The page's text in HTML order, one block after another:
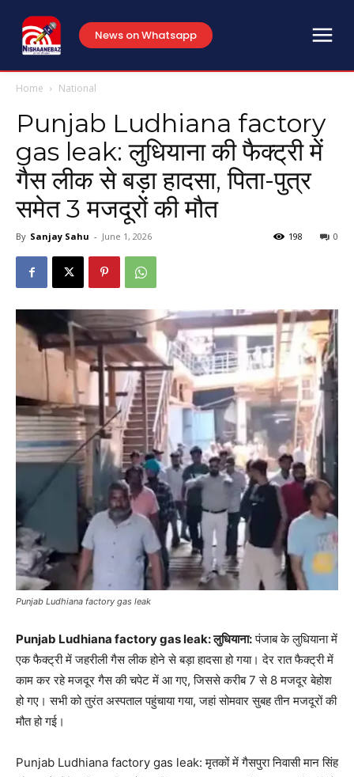
News on Whatsapp
Home National
Punjab Ludhiana factory
gas leak: लुधियाना की फैक्ट्री में
गैस लीक से बड़ा हादसा, पिता-पुत्र
समेत 3 मजदूरों की मौत
By Sanjay Sahu - June 1, 2026 0
198
Punjab Ludhiana factory gas leak
Punjab Ludhiana factory gas leak: लुधियाना:पंजाब के लुधियाना में
एक फैक्ट्री में जहरीली गैस लीक होने से बड़ा हादसा हो गया। देर रात फैक्ट्री में
काम कर रहे मजदूर गैस की चपेट में आ गए, जिससे करीब 7 से 8 मजदूर बेहोश
हो गए। सभी को तुरंत अस्पताल पहुंचाया गया, जहां सोमवार सुबह तीन मजदूरों की
मौत हो गई।
Punjab Ludhiana factory gas leak: मृतकों में गैसपुरा निवासी मान सिंह